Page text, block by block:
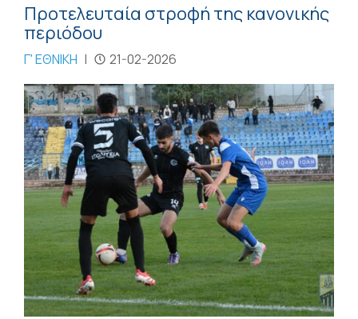
Προτελευταία στροφή της κανονικής
περιόδου
Γ' ΕΘΝΙΚΗ | 21-02-2026